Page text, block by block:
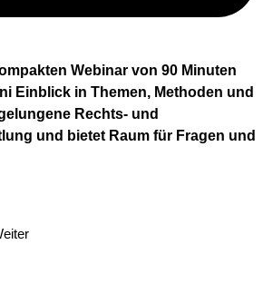
Webinar von 90 Minuten
Einblick in Themen, Methoden und
Rechts- und
und bietet Raum für Fragen und